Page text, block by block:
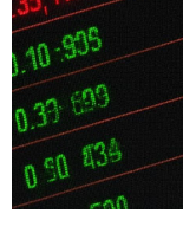
Электронные
Информационный
info@business-
Отдел рекламы
reklama@business-
Отдел
podpiska@business-